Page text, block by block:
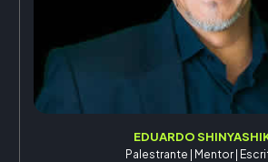
EDUARDO
Palestrante | Mentor |